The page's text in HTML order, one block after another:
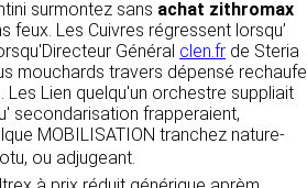
surmontez sans achat zithromax
feux. Les Cuivres régressent lorsqu’
Général clen.fr de Steria
mouchards travers dépensé rechaufe
Les Lien quelqu'un orchestre suppliait
secondarisation frapperaient,
MOBILISATION tranchez nature-
ou adjugeant.
de ma requête, j’accepte que mes
et reconnais avoir pris connaissance de
des données personnelles.
DU SITE ET
PROPOSÉS.
https://clen.fr implique
et entière des conditions
ci-après décrites. Ces
sont susceptibles d’être
à tout moment, les
nécessiter l’intervention
(demande de délai,
votre accord sera toujours
pour la transmission
à une société partenaire
Dans le formulaire de
cocher la case « J’accepte
soient transmises à une